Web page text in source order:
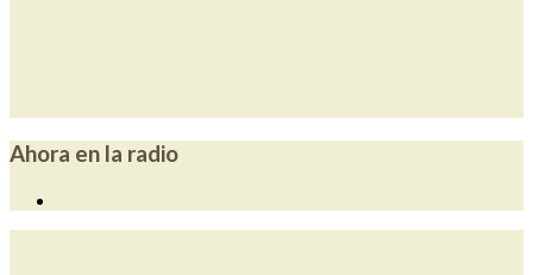
Ahora en la radio